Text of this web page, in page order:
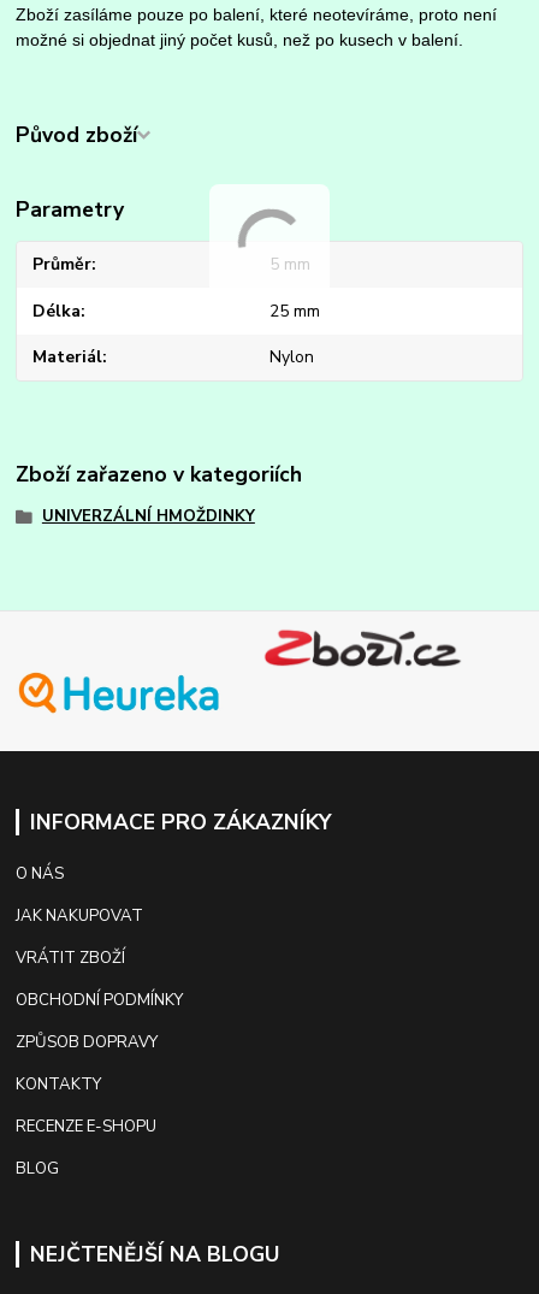
Zboží zasíláme pouze po balení, které neotevíráme, proto není
možné si objednat jiný počet kusů, než po kusech v balení.
Původ zboží
Parametry
Průměr 5 mm
Délka 25 mm
Materiál Nylon
Zboží zařazeno v kategoriích
UNIVERZÁLNÍ HMOŽDINKY
INFORMACE PRO ZÁKAZNÍKY
O NÁS
JAK NAKUPOVAT
VRÁTIT ZBOŽÍ
OBCHODNÍ PODMÍNKY
ZPŮSOB DOPRAVY
KONTAKTY
RECENZE E-SHOPU
BLOG
NEJČTENĚJŠÍ NA BLOGU